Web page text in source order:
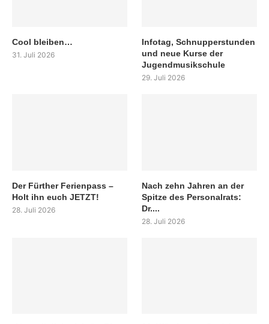
Cool bleiben…
31. Juli 2026
Infotag, Schnupperstunden
und neue Kurse der
Jugendmusikschule
29. Juli 2026
Der Fürther Ferienpass –
Holt ihn euch JETZT!
28. Juli 2026
Nach zehn Jahren an der
Spitze des Personalrats:
Dr....
28. Juli 2026